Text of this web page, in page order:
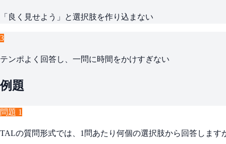
「良く見せよう」と選択肢を作り込まない
3
テンポよく回答し、一問に時間をかけすぎない
例題
問題 1
TALの質問形式では、1問あたり何個の選択肢から回答します